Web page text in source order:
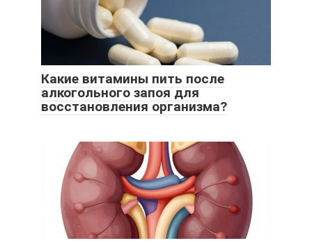
Какие витамины пить после
алкогольного запоя для
восстановления организма?